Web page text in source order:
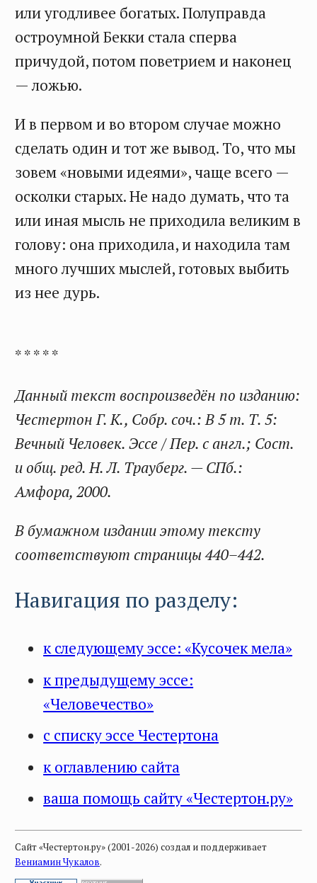
или угодливее богатых. Полуправда
остроумной Бекки стала сперва
причудой, потом поветрием и наконец
— ложью.
И в первом и во втором случае можно
сделать один и тот же вывод. То, что мы
зовем «новыми идеями», чаще всего —
осколки старых. Не надо думать, что та
или иная мысль не приходила великим в
голову: она приходила, и находила там
много лучших мыслей, готовых выбить
из нее дурь.
* * * * *
Данный текст воспроизведён по изданию:
Честертон Г. К., Собр. соч.: В 5 т. Т. 5:
Вечный Человек. Эссе / Пер. с англ.; Сост.
и общ. ред. Н. Л. Трауберг. — СПб.:
Амфора, 2000.
В бумажном издании этому тексту
соответствуют страницы 440–442.
Навигация по разделу:
к следующему эссе: «Кусочек мела»
к предыдущему эссе:
«Человечество»
с списку эссе Честертона
к оглавлению сайта
ваша помощь сайту «Честертон.ру»
Сайт «Честертон.ру» (2001-2026) создал и поддерживает
Вениамин Чукалов.